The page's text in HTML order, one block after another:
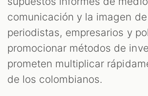
comunicación y la imagen
periodistas, empresarios y
promocionar métodos de
prometen multiplicar
de los colombianos.